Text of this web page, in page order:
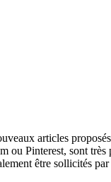
articles
ou Pinterest, sont
être sollicités